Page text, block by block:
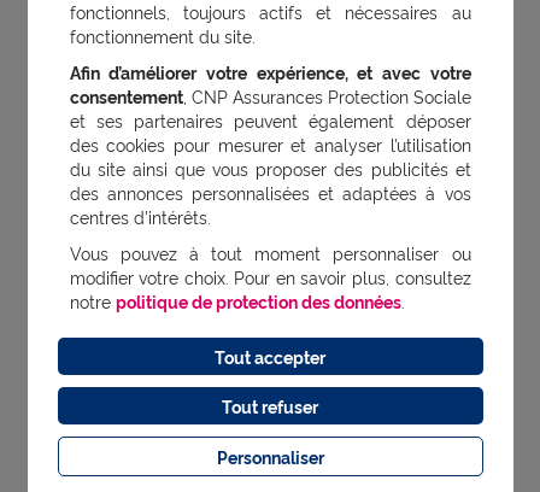
L’offre Prévoyance Entreprise que nous
lançons aujourd’hui n’est pas seulement un
contrat avec des termes et des obligations
réciproques.C’est d’abord et avant tout une
aide pour accompagner vos collaborateurs,
confrontés à une difficulté, à mieux gérer
leur quotidien (aide à domicile, auxiliaire
de vie, conseils d’experts, soutien
psychologique, second avis médical, etc.)
ainsi qu’une prise en charge de leurs
proches (garde des ascendants, conduite
fonctionnels, toujours actifs et nécessaires au
fonctionnement du site.
Afin d’améliorer votre expérience, et avec votre
consentement, CNP Assurances Protection Sociale
et ses partenaires peuvent également déposer
des cookies pour mesurer et analyser l’utilisation
du site ainsi que vous proposer des publicités et
des annonces personnalisées et adaptées à vos
centres d’intérêts.
Vous pouvez à tout moment personnaliser ou
modifier votre choix. Pour en savoir plus, consultez
notre politique de protection des données.
Personnaliser
Tout refuser
Tout accepter